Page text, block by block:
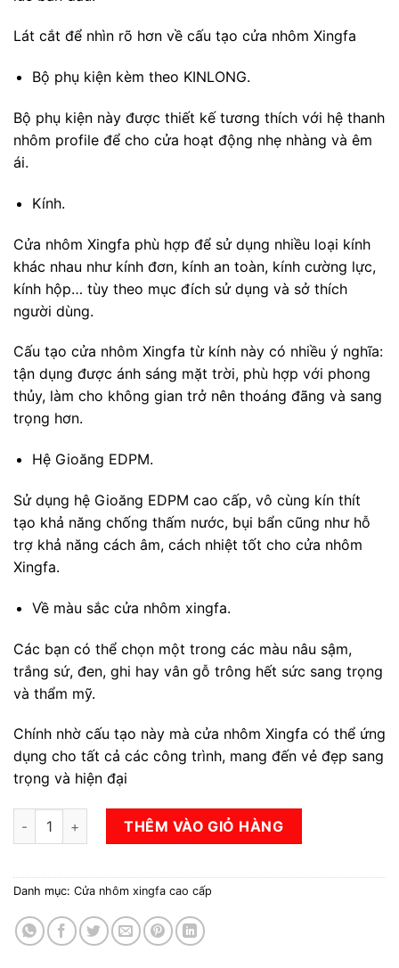
Lát cắt để nhìn rõ hơn về cấu tạo cửa nhôm Xingfa
Bộ phụ kiện kèm theo KINLONG.
Bộ phụ kiện này được thiết kế tương thích với hệ thanh
nhôm profile để cho cửa hoạt động nhẹ nhàng và êm
ái.
Kính.
Cửa nhôm Xingfa phù hợp để sử dụng nhiều loại kính
khác nhau như kính đơn, kính an toàn, kính cường lực,
kính hộp… tùy theo mục đích sử dụng và sở thích
người dùng.
Cấu tạo cửa nhôm Xingfa từ kính này có nhiều ý nghĩa:
tận dụng được ánh sáng mặt trời, phù hợp với phong
thủy, làm cho không gian trở nên thoáng đãng và sang
trọng hơn.
Hệ Gioăng EDPM.
Sử dụng hệ Gioăng EDPM cao cấp, vô cùng kín thít
tạo khả năng chống thấm nước, bụi bẩn cũng như hỗ
trợ khả năng cách âm, cách nhiệt tốt cho cửa nhôm
Xingfa.
Về màu sắc cửa nhôm xingfa.
Các bạn có thể chọn một trong các màu nâu sậm,
trắng sứ, đen, ghi hay vân gỗ trông hết sức sang trọng
và thẩm mỹ.
Chính nhờ cấu tạo này mà cửa nhôm Xingfa có thể ứng
dụng cho tất cả các công trình, mang đến vẻ đẹp sang
trọng và hiện đại
Cửa nhôm xingfa số lượngTHÊM VÀO GIỎ HÀNG
Danh mục: Cửa nhôm xingfa cao cấp